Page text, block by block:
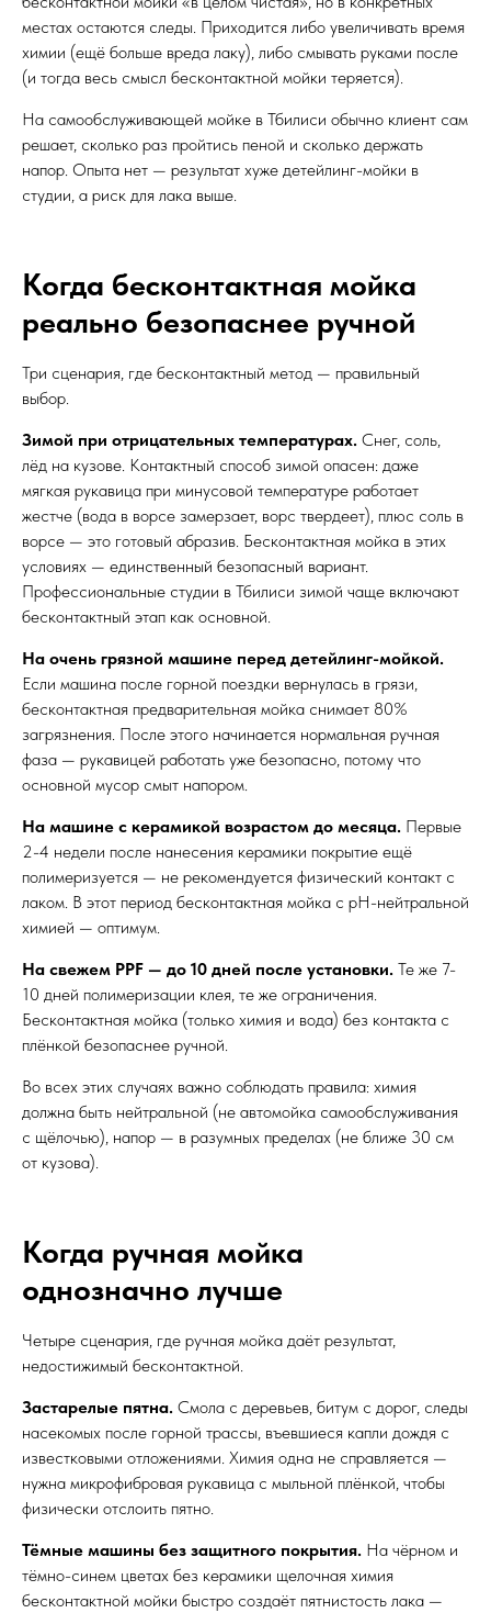
местах остаются следы. Приходится либо увеличивать время
химии (ещё больше вреда лаку), либо смывать руками после
(и тогда весь смысл бесконтактной мойки теряется).
На самообслуживающей мойке в Тбилиси обычно клиент сам
решает, сколько раз пройтись пеной и сколько держать
напор. Опыта нет — результат хуже детейлинг-мойки в
студии, а риск для лака выше.
Когда бесконтактная мойка
реально безопаснее ручной
Три сценария, где бесконтактный метод — правильный
выбор.
Зимой при отрицательных температурах. Снег, соль,
лёд на кузове. Контактный способ зимой опасен: даже
мягкая рукавица при минусовой температуре работает
жестче (вода в ворсе замерзает, ворс твердеет), плюс соль в
ворсе — это готовый абразив. Бесконтактная мойка в этих
условиях — единственный безопасный вариант.
Профессиональные студии в Тбилиси зимой чаще включают
бесконтактный этап как основной.
На очень грязной машине перед детейлинг-мойкой.
Если машина после горной поездки вернулась в грязи,
бесконтактная предварительная мойка снимает 80%
загрязнения. После этого начинается нормальная ручная
фаза — рукавицей работать уже безопасно, потому что
основной мусор смыт напором.
На машине с керамикой возрастом до месяца. Первые
2-4 недели после нанесения керамики покрытие ещё
полимеризуется — не рекомендуется физический контакт с
лаком. В этот период бесконтактная мойка с pH-нейтральной
химией — оптимум.
На свежем PPF — до 10 дней после установки. Те же 7-
10 дней полимеризации клея, те же ограничения.
Бесконтактная мойка (только химия и вода) без контакта с
плёнкой безопаснее ручной.
Во всех этих случаях важно соблюдать правила: химия
должна быть нейтральной (не автомойка самообслуживания
с щёлочью), напор — в разумных пределах (не ближе 30 см
от кузова).
Когда ручная мойка
однозначно лучше
Четыре сценария, где ручная мойка даёт результат,
недостижимый бесконтактной.
Застарелые пятна. Смола с деревьев, битум с дорог, следы
насекомых после горной трассы, въевшиеся капли дождя с
известковыми отложениями. Химия одна не справляется —
нужна микрофибровая рукавица с мыльной плёнкой, чтобы
физически отслоить пятно.
Тёмные машины без защитного покрытия. На чёрном и
тёмно-синем цветах без керамики щелочная химия
бесконтактной мойки быстро создаёт пятнистость лака —